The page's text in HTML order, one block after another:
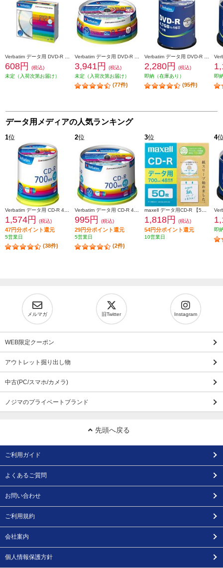
608円
(税込)
未定（入荷次第お届け）
3,941円
(税込)
未定（入荷次第お届け）
(77件)
2,280円
(税込)
即納（在庫あり）
(95件)
即
データ用メディアの人気ランキング
1位
1,574円 (税込)
47円分ポイント還元
5営業日
(38件)
2位
995円 (税込)
29円分ポイント還元
5営業日
(2件)
3位
1,818円 (税込)
54円分ポイント還元
10営業日
4
即
メルマガ 旧Twitter Instagram
WEB限定クーポン
アウトレット掘り出し物
中古(PC/スマホ/カメラ)
ノジマのプライベートブランド
先頭へ戻る
ご利用ガイド
よくあるご質問
お問い合わせ
ご利用規約
会社案内
個人情報保護方針